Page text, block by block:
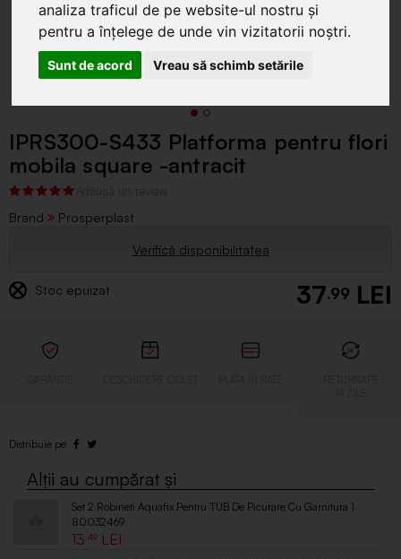
analiza traficul de pe website-ul nostru și
pentru a înțelege de unde vin vizitatorii noștri.
Sunt de acord Vreau să schimb setările
IPRS300-S433 Platforma pentru flori
mobila square -antracit
Brand
Prosperplast
Verifică disponibilitatea
Stoc epuizat 37.99
Set 2 Robineti Aquafix Pentru TUB De Picurare Cu Garnitura 1
80032469
13 .49